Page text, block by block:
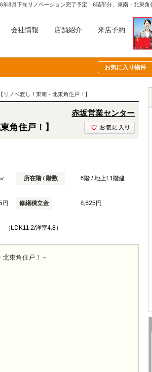
会社情報 店舗紹介 来店予約
お気に入り物件
リノベ渡し！東南・北東角住戸！】
赤坂営業センター
角住戸！】
所在階 / 階数 6階 / 地上11階建
円 修繕積立金 8,625円
LDK11.2/洋室4.8）
北東角住戸！～